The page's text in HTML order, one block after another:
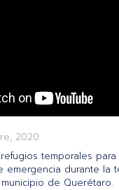
2020
temporales
emergencia durante la
de Querétaro.